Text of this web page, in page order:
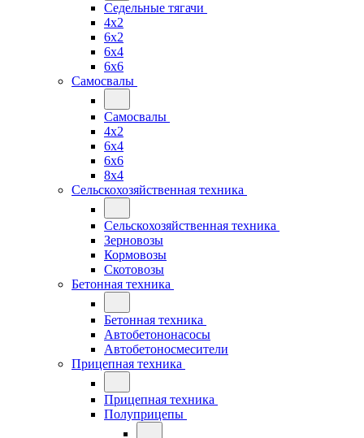
Седельные тягачи
4x2
6x2
6x4
6x6
Самосвалы
Самосвалы
4x2
6x4
6x6
8x4
Сельскохозяйственная техника
Сельскохозяйственная техника
Зерновозы
Кормовозы
Скотовозы
Бетонная техника
Бетонная техника
Автобетононасосы
Автобетоносмесители
Прицепная техника
Прицепная техника
Полуприцепы